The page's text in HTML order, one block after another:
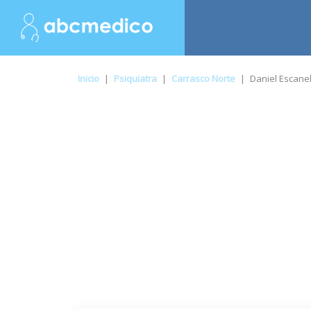
Inicio | Psiquiatra | Carrasco Norte | Daniel